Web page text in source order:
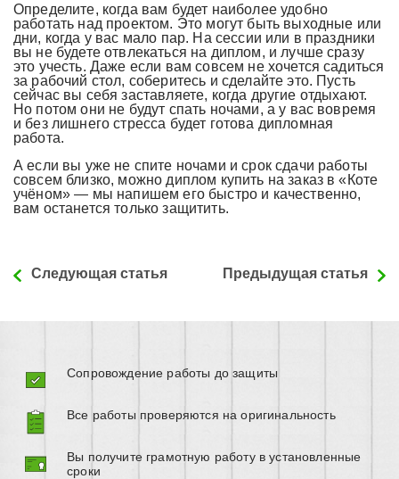
Определите, когда вам будет наиболее удобно
работать над проектом. Это могут быть выходные или
дни, когда у вас мало пар. На сессии или в праздники
вы не будете отвлекаться на диплом, и лучше сразу
это учесть. Даже если вам совсем не хочется садиться
за рабочий стол, соберитесь и сделайте это. Пусть
сейчас вы себя заставляете, когда другие отдыхают.
Но потом они не будут спать ночами, а у вас вовремя
и без лишнего стресса будет готова дипломная
работа.
А если вы уже не спите ночами и срок сдачи работы
совсем близко, можно диплом купить на заказ в «Коте
учёном» — мы напишем его быстро и качественно,
вам останется только защитить.
Следующая статья Предыдущая статья
Сопровождение работы до защиты
Все работы проверяются на оригинальность
Вы получите грамотную работу в установленные
сроки